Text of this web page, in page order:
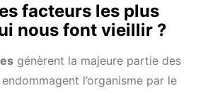
facteurs les plus
nous font vieillir ?
génèrent la majeure partie des
l’organisme par le